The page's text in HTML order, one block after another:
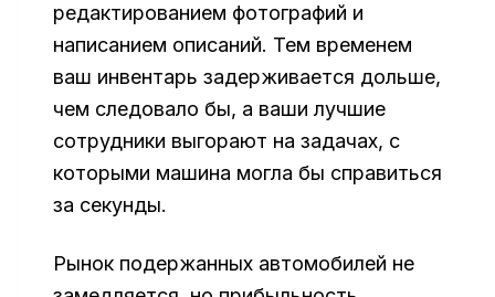
редактированием фотографий и
написанием описаний. Тем временем
ваш инвентарь задерживается дольше,
чем следовало бы, а ваши лучшие
сотрудники выгорают на задачах, с
которыми машина могла бы справиться
за секунды.
Рынок подержанных автомобилей не